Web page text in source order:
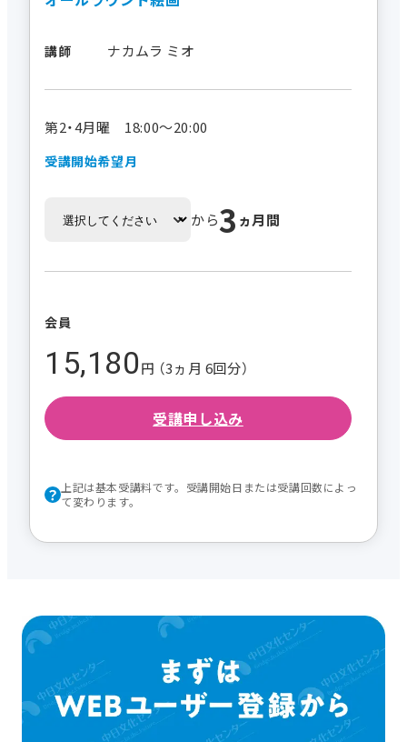
講師 ナカムラ ミオ
第2・4月曜 18:00～20:00
受講開始希望月
から3 ヵ月間
会員
15,180円 （3ヵ月 6回分）
受講申し込み
上記は基本受講料です。受講開始日または受講回数によっ
て変わります。